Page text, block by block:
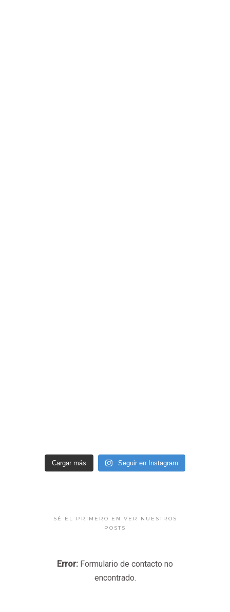
Cargar más Seguir en Instagram
SÉ EL PRIMERO EN VER NUESTROS
POSTS
Error: Formulario de contacto no
encontrado.